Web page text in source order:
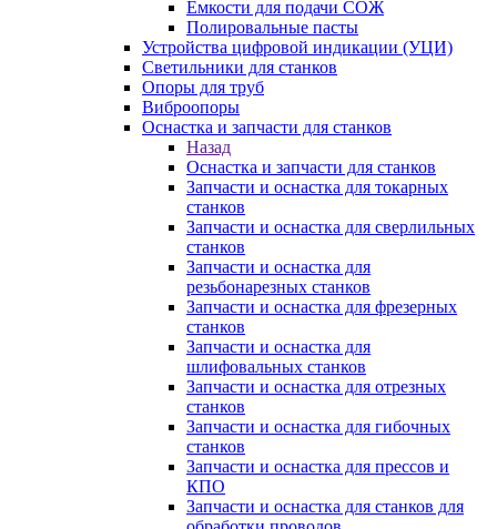
Емкости для подачи СОЖ
Полировальные пасты
Устройства цифровой индикации (УЦИ)
Светильники для станков
Опоры для труб
Виброопоры
Оснастка и запчасти для станков
Назад
Оснастка и запчасти для станков
Запчасти и оснастка для токарных
станков
Запчасти и оснастка для сверлильных
станков
Запчасти и оснастка для
резьбонарезных станков
Запчасти и оснастка для фрезерных
станков
Запчасти и оснастка для
шлифовальных станков
Запчасти и оснастка для отрезных
станков
Запчасти и оснастка для гибочных
станков
Запчасти и оснастка для прессов и
КПО
Запчасти и оснастка для станков для